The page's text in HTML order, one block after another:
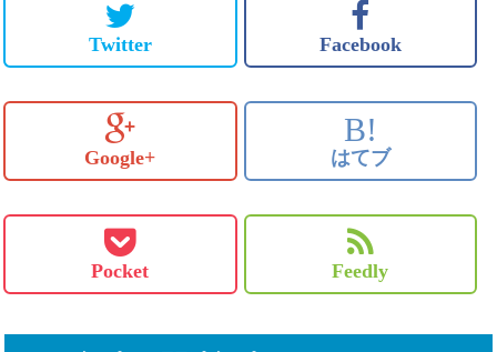
Twitter Facebook
Google+
B!
はてブ
Pocket Feedly